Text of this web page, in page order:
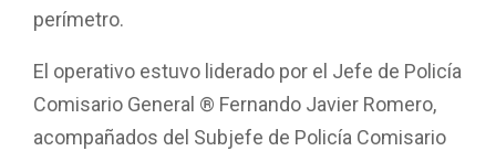
perímetro.
El operativo estuvo liderado por el Jefe de Policía
Comisario General ®️ Fernando Javier Romero,
acompañados del Subjefe de Policía Comisario